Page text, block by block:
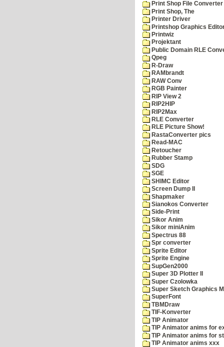
Print Shop File Converter
Print Shop, The
Printer Driver
Printshop Graphics
Printwiz
Projektant
Public Domain RLE
Qpeg
R-Draw
RAMbrandt
RAW Conv
RGB Painter
RIP View 2
RIP2HIP
RIP2Max
RLE Converter
RLE Picture Show!
RastaConverter pics
Read-MAC
Retoucher
Rubber Stamp
SDG
SGE
SHIMC Editor
Screen Dump II
Shapmaker
Sianokos Converter
Side-Print
Sikor Anim
Sikor miniAnim
Spectrus 88
Spr converter
Sprite Editor
Sprite Engine
SupGen2000
Super 3D Plotter II
Super Czolowka
Super Sketch Graphics
SuperFont
TBMDraw
TIF-Konverter
TIP Animator
TIP Animator anims for
TIP Animator anims for
TIP Animator anims xxx